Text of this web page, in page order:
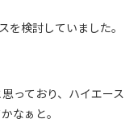
検討していました。
っており、ハイエース
なぁと。